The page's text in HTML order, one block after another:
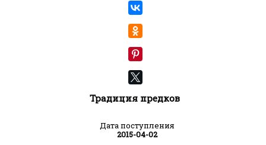
Традиция предков
Дата поступления
2015-04-02